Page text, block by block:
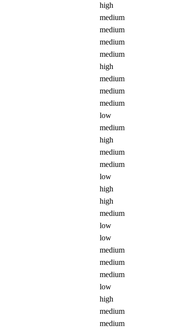
high
medium
medium
medium
medium
high
medium
medium
medium
low
medium
high
medium
medium
low
high
high
medium
low
low
medium
medium
medium
low
high
medium
medium